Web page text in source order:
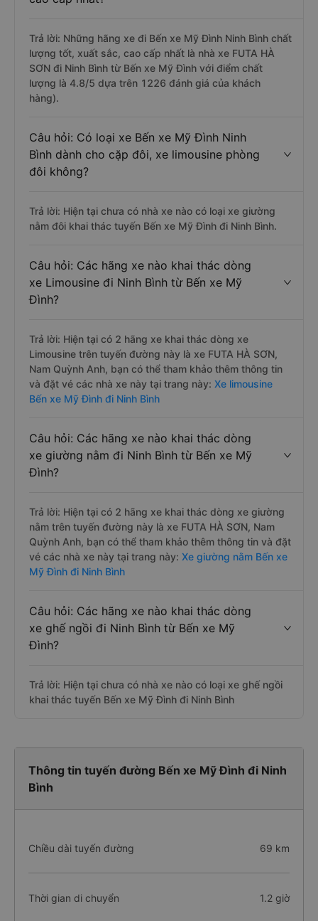
Trả lời: Những hãng xe đi Bến xe Mỹ Đình Ninh Bình chất
lượng tốt, xuất sắc, cao cấp nhất là nhà xe FUTA HÀ
SƠN đi Ninh Bình từ Bến xe Mỹ Đình với điểm chất
lượng là 4.8/5 dựa trên 1226 đánh giá của khách
hàng).
Câu hỏi: Có loại xe Bến xe Mỹ Đình Ninh
Bình dành cho cặp đôi, xe limousine phòng
đôi không?
Trả lời: Hiện tại chưa có nhà xe nào có loại xe giường
nằm đôi khai thác tuyến Bến xe Mỹ Đình đi Ninh Bình.
Câu hỏi: Các hãng xe nào khai thác dòng
xe Limousine đi Ninh Bình từ Bến xe Mỹ
Đình?
Trả lời: Hiện tại có 2 hãng xe khai thác dòng xe
Limousine trên tuyến đường này là xe FUTA HÀ SƠN,
Nam Quỳnh Anh, bạn có thể tham khảo thêm thông tin
và đặt vé các nhà xe này tại trang này: Xe limousine
Bến xe Mỹ Đình đi Ninh Bình
Câu hỏi: Các hãng xe nào khai thác dòng
xe giường nằm đi Ninh Bình từ Bến xe Mỹ
Đình?
Trả lời: Hiện tại có 2 hãng xe khai thác dòng xe giường
nằm trên tuyến đường này là xe FUTA HÀ SƠN, Nam
Quỳnh Anh, bạn có thể tham khảo thêm thông tin và đặt
vé các nhà xe này tại trang này: Xe giường nằm Bến xe
Mỹ Đình đi Ninh Bình
Câu hỏi: Các hãng xe nào khai thác dòng
xe ghế ngồi đi Ninh Bình từ Bến xe Mỹ
Đình?
Trả lời: Hiện tại chưa có nhà xe nào có loại xe ghế ngồi
khai thác tuyến Bến xe Mỹ Đình đi Ninh Bình
Thông tin tuyến đường Bến xe Mỹ Đình đi Ninh
Bình
Chiều dài tuyến đường 69 km
Thời gian di chuyển 1.2 giờ